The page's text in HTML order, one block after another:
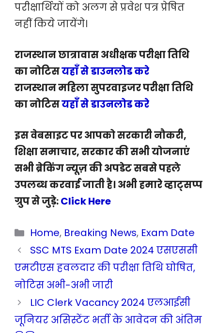
परीक्षार्थियों को अलग से प्रवेश पत्र प्रेषित
नहीं किये जायेंगे।
राजस्थान छात्रावास अधीक्षक परीक्षा तिथि
का नोटिसयहाँ से डाउनलोड करे
राजस्थान महिला सुपरवाइजर परीक्षा तिथि
का नोटिसयहाँ से डाउनलोड करे
इस वेबसाइट पर आपको सरकारी नौकरी,
शिक्षा समाचार, सरकार की सभी योजनाएं
सभी ब्रेकिंग न्यूज़ की अपडेट सबसे पहले
उपलब्ध करवाई जाती है। अभी हमारे व्हाट्सप्प
ग्रुप से जुड़े:Click Here
Categories
Home, Breaking News, Exam Date
SSC MTS Exam Date 2024 एसएससी
एमटीएस हवलदार की परीक्षा तिथि घोषित,
नोटिस अभी-अभी जारी
LIC Clerk Vacancy 2024 एलआईसी
जूनियर असिस्टेंट भर्ती के आवेदन की अंतिम